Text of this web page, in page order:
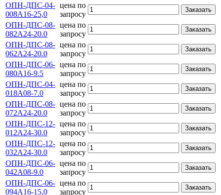
ОПН-ДПС-04-
008А16-25,0
цена по
запросу
Заказать
ОПН-ДПС-08-
082А24-20.0
цена по
запросу
Заказать
ОПН-ДПС-08-
062А24-20.0
цена по
запросу
Заказать
ОПН-ДПС-06-
080А16-9.5
цена по
запросу
Заказать
ОПН-ДПС-04-
018А08-7.0
цена по
запросу
Заказать
ОПН-ДПС-08-
072А24-20.0
цена по
запросу
Заказать
ОПН-ДПС-12-
012А24-30.0
цена по
запросу
Заказать
ОПН-ДПС-12-
032А24-30.0
цена по
запросу
Заказать
ОПН-ДПС-06-
042А08-9.0
цена по
запросу
Заказать
ОПН-ДПС-06-
094А16-15,0
цена по
запросу
Заказать